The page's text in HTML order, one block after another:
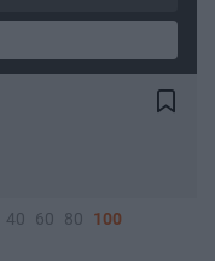
40 60 80 100